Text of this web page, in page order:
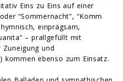
Eins zu Eins auf einer
“Sommernacht”, “Komm
einprägsam,
– prallgefüllt mit
und
kommen ebenso zum Einsatz.